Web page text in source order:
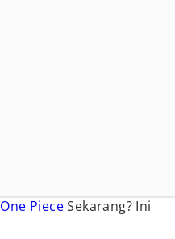
One PieceSekarang? Ini